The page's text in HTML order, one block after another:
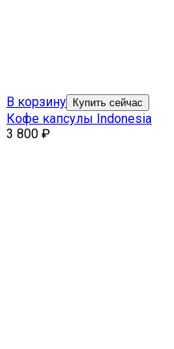
В корзину Купить сейчас
Кофе капсулы Indonesia
3 800 ₽